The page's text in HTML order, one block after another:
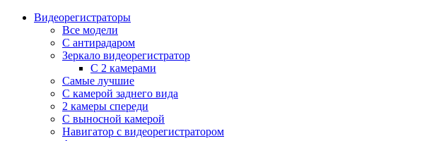
Видеорегистраторы
Все модели
C антирадаром
Зеркало видеорегистратор
С 2 камерами
Самые лучшие
С камерой заднего вида
2 камеры спереди
С выносной камерой
Навигатор с видеорегистратором